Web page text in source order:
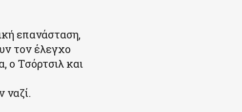
επανάσταση,
τον έλεγχο
ο Τσόρτσιλ και
ναζί.